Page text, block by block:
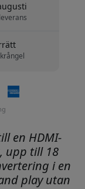
en HDMI-
upp till 18
i en
play utan